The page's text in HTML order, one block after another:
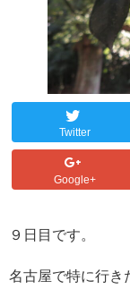
Twitter
Google+
９日目です。
名古屋で特に行き